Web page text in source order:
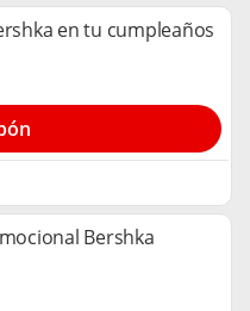
en tu cumpleaños
Bershka